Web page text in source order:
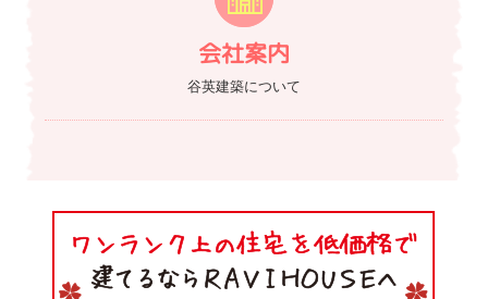
会社案内
谷英建築について